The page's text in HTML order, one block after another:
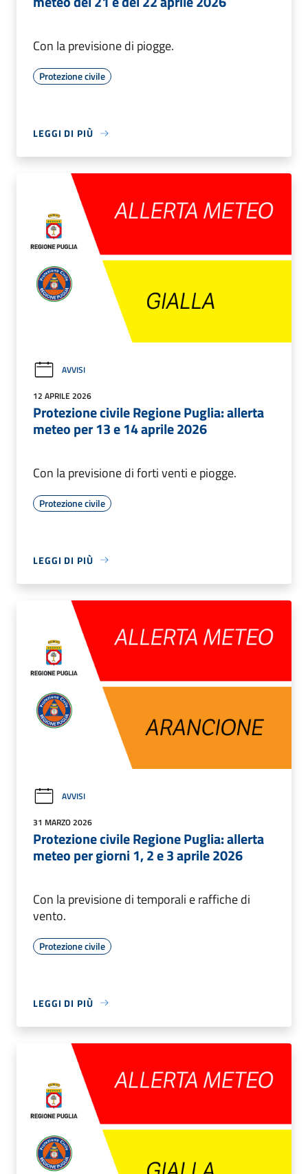
Con la previsione di piogge.
Protezione civile
LEGGI DI PIÙ
AVVISI
12 APRILE 2026
Protezione civile Regione Puglia: allerta
meteo per 13 e 14 aprile 2026
Con la previsione di forti venti e piogge.
Protezione civile
LEGGI DI PIÙ
AVVISI
31 MARZO 2026
Protezione civile Regione Puglia: allerta
meteo per giorni 1, 2 e 3 aprile 2026
Con la previsione di temporali e raffiche di
vento.
Protezione civile
LEGGI DI PIÙ